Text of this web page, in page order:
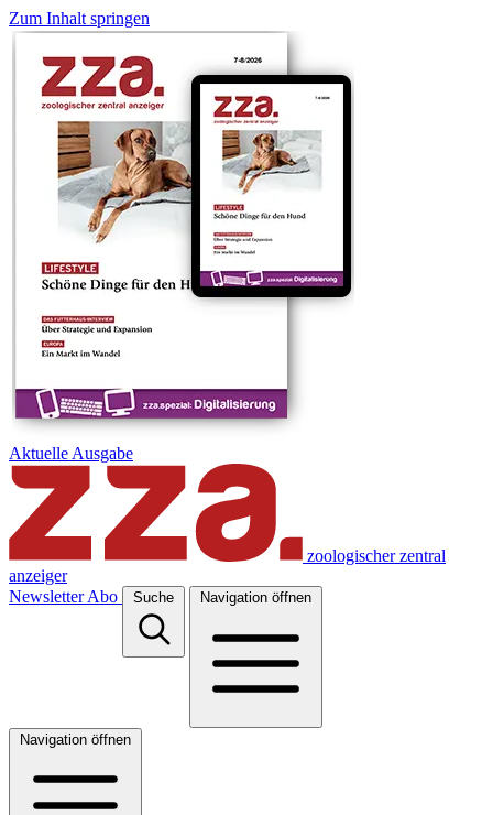
Zum Inhalt springen
Aktuelle Ausgabe
zoologischer zentral
anzeiger
Newsletter Abo Suche Navigation öffnen
Navigation öffnen